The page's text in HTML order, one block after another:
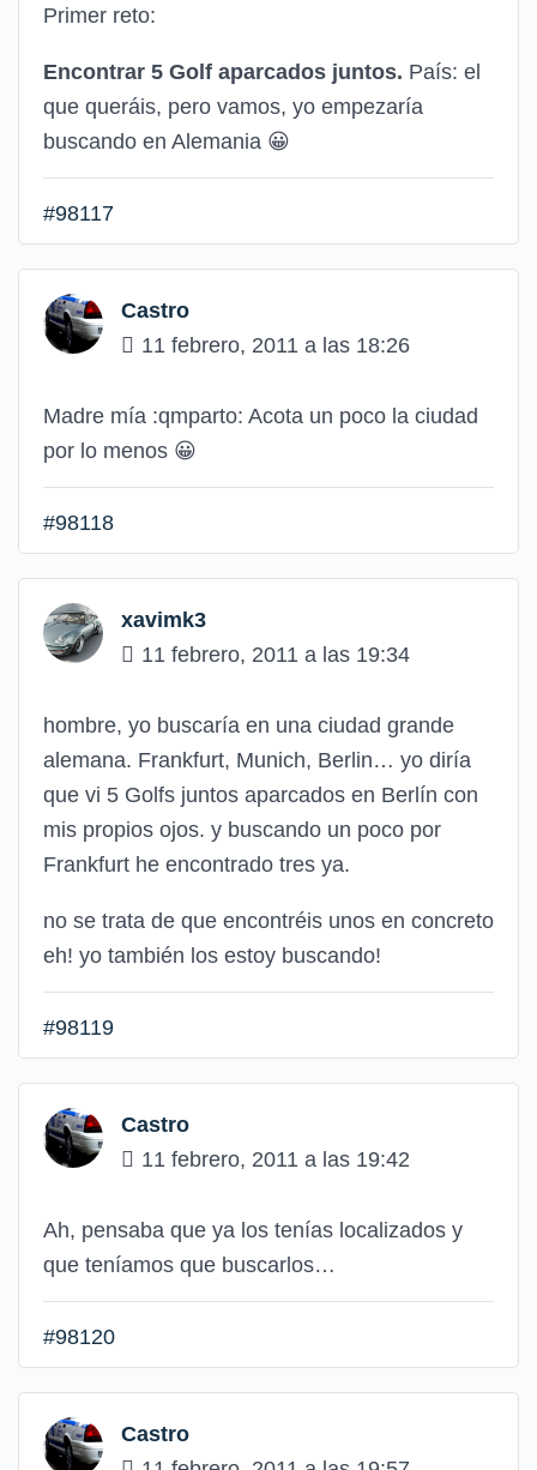
Primer reto:
Encontrar 5 Golf aparcados juntos. País: el
que queráis, pero vamos, yo empezaría
buscando en Alemania 😀
#98117
Castro
11 febrero, 2011 a las 18:26
Madre mía :qmparto: Acota un poco la ciudad
por lo menos 😀
#98118
xavimk3
11 febrero, 2011 a las 19:34
hombre, yo buscaría en una ciudad grande
alemana. Frankfurt, Munich, Berlin… yo diría
que vi 5 Golfs juntos aparcados en Berlín con
mis propios ojos. y buscando un poco por
Frankfurt he encontrado tres ya.
no se trata de que encontréis unos en concreto
eh! yo también los estoy buscando!
#98119
Castro
11 febrero, 2011 a las 19:42
Ah, pensaba que ya los tenías localizados y
que teníamos que buscarlos…
#98120
Castro